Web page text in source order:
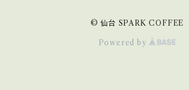
© 仙台 SPARK COFFEE
Powered by